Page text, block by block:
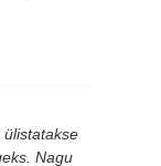
ülistatakse
Nagu